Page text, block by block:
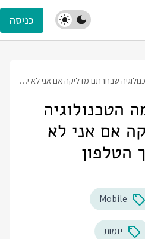
כניסה
לא אכפת לי כמה הטכנולוגיה שבחרתם מדליקה אם אני לא יכול לקנות דרך הטלפון
הטכנולוגיה
אם אני לא
הטלפון
Mobile
יזמות